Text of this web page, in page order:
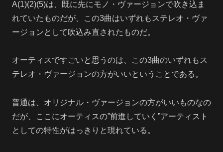
A(1)(2)(5)は、既に先にモノ・ヴァージョンで吹き込ま
れていたものだが、この3曲はいずれもステレオ・ヴァ
ージョンとして吹込み直されたものだ。
オーティスですごいと思うのは、この3曲のいずれもス
テレオ・ヴァージョンの方がいいということである。
普通は、オリジナル・ヴァージョンの方がいいものなの
だが、ここにオーティスの”前進していく”アーティスト
としての特性がはっきりと現れている。